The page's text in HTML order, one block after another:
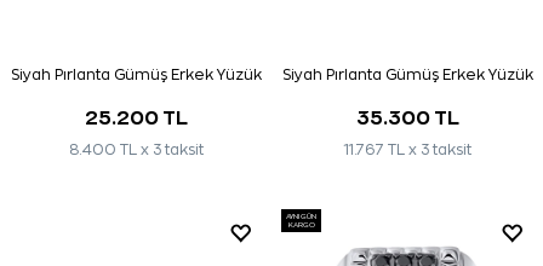
Siyah Pırlanta Gümüş Erkek Yüzük
25.200 TL
8.400 TL x 3 taksit
Siyah Pırlanta Gümüş Erkek Yüzük
35.300 TL
11.767 TL x 3 taksit
AYNI GÜN
KARGO